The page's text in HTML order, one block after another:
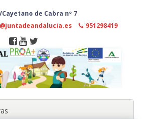
Cayetano de Cabra nº 7
951298419